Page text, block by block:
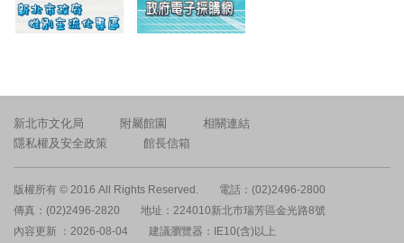
新北市文化局 附屬館園
相關連結
隱私權及安全政策
館長信箱
版權所有 © 2016 All Rights Reserved.
電話：(02)2496-2800
傳真：(02)2496-2820
地址：224010新北市瑞芳區金光路8號
內容更新 ：2026-08-04
建議瀏覽器：IE10(含)以上